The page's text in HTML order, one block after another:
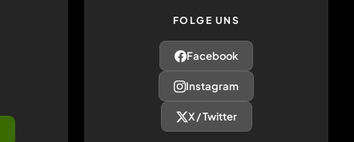
FOLGE UNS
Facebook
Instagram
X / Twitter